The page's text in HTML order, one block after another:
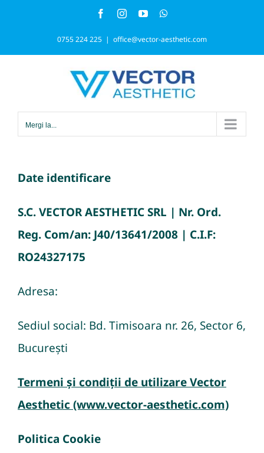
content
FacebookInstagramYouTubeWhatsApp
0755 224 225 | office@vector-aesthetic.com
Mergi la...
Date identificare
S.C. VECTOR AESTHETIC SRL | Nr. Ord.
Reg. Com/an: J40/13641/2008 | C.I.F:
RO24327175
Adresa:
Sediul social: Bd. Timisoara nr. 26, Sector 6,
București
Termeni și condiții de utilizare Vector
Aesthetic (www.vector-aesthetic.com)
Politica Cookie